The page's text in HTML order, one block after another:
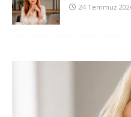
24 Temmuz